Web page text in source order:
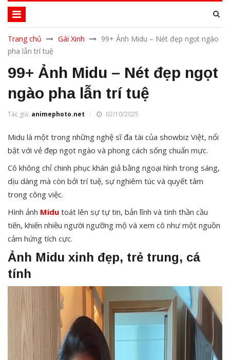
Trang chủ Gái Xinh
99+ Ảnh Midu – Nét đẹp ngọt ngào
pha lẫn trí tuệ
99+ Ảnh Midu – Nét đẹp ngọt
ngào pha lẫn trí tuệ
Tác giả: animephoto.net 02/10/2025
Midu là một trong những nghệ sĩ đa tài của showbiz Việt, nổi
bật với vẻ đẹp ngọt ngào và phong cách sống chuẩn mực.
Cô không chỉ chinh phục khán giả bằng ngoại hình trong sáng,
dịu dàng mà còn bởi trí tuệ, sự nghiêm túc và quyết tâm
trong công việc.
Hình ảnh Midu toát lên sự tự tin, bản lĩnh và tinh thần cầu
tiến, khiến nhiều người ngưỡng mộ và xem cô như một nguồn
cảm hứng tích cực.
Ảnh Midu xinh đẹp, trẻ trung, cá
tính